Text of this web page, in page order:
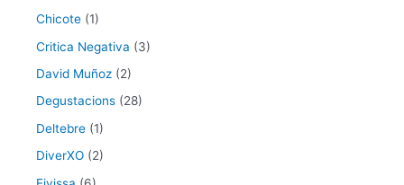
Chicote (1)
Critica Negativa (3)
David Muñoz (2)
Degustacions (28)
Deltebre (1)
DiverXO (2)